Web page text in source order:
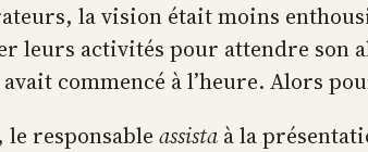
la vision était moins
leurs activités pour attendre son
avait commencé à l’heure. Alors
le responsable assista à la